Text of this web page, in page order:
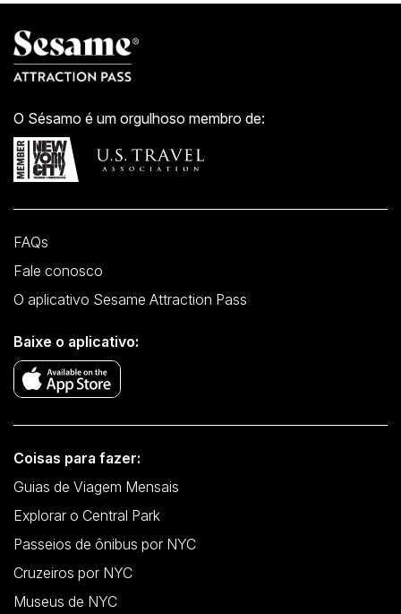
O Sésamo é um orgulhoso membro de:
FAQs
Fale conosco
O aplicativo Sesame Attraction Pass
Baixe o aplicativo:
Coisas para fazer:
Guias de Viagem Mensais
Explorar o Central Park
Passeios de ônibus por NYC
Cruzeiros por NYC
Museus de NYC